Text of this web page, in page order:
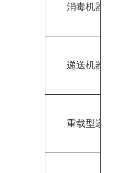
消毒机器人
递送机器人
重载型递